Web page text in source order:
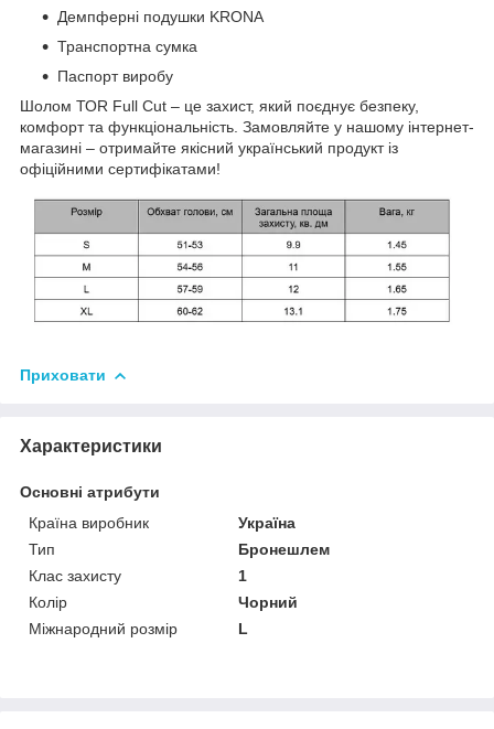
Демпферні подушки KRONA
Транспортна сумка
Паспорт виробу
Шолом ТОR Full Cut – це захист, який поєднує безпеку,
комфорт та функціональність. Замовляйте у нашому інтернет-
магазині – отримайте якісний український продукт із
офіційними сертифікатами!
Приховати
Характеристики
Основні атрибути
Країна виробник
Україна
Тип
Бронешлем
Клас захисту
1
Колір
Чорний
Міжнародний розмір
L